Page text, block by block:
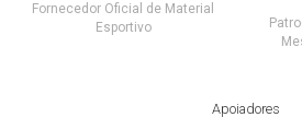
Fornecedor Oficial de Material
Esportivo
Apoiadores